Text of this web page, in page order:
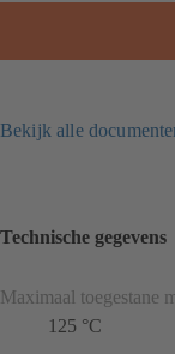
Bekijk alle
Technische gegevens
Maximaal toegestane
125 °C